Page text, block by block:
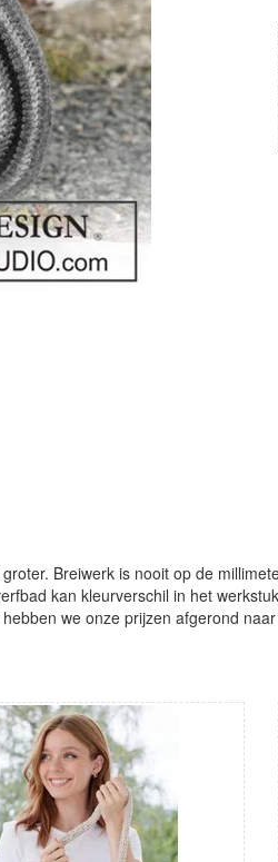
Breiwerk is nooit op de
kan kleurverschil in het
we onze prijzen afgerond